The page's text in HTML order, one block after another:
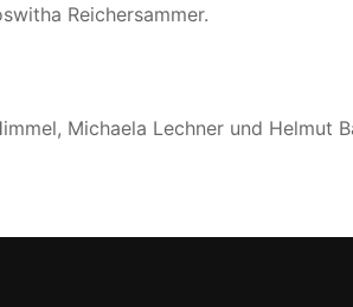
Reichersammer.
Michaela Lechner und Helmut